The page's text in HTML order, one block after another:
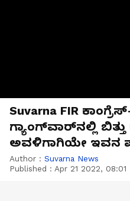
Suvarna FIR
ಗ್ಯಾಂಗ್‌ವಾರ್‌ನಲ್ಲಿ
ಅವಳಿಗಾಗಿಯೇ ಇವನ
Author : Suvarna News
Published : Apr 21 2022, 08:01